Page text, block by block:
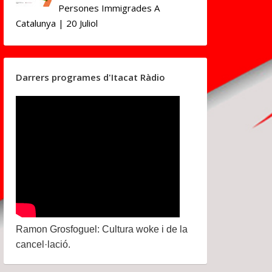
Persones Immigrades A
Catalunya | 20 Juliol
Darrers programes d'Itacat Ràdio
Ramon Grosfoguel: Cultura woke i de la
cancel·lació.